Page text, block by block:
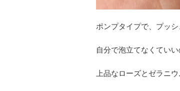
ポンプタイプで、プッ
自分で泡立てなくていい
上品なローズとゼラニウ